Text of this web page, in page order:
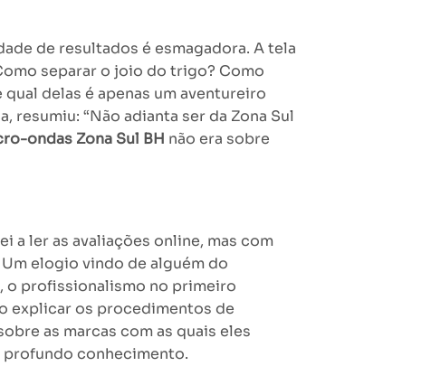
de resultados é esmagadora. A tela
separar o joio do trigo? Como
delas é apenas um aventureiro
“Não adianta ser da Zona Sul
ondas Zona Sul BH não era sobre
a ler as avaliações online, mas com
elogio vindo de alguém do
o profissionalismo no primeiro
explicar os procedimentos de
as marcas com as quais eles
profundo conhecimento.